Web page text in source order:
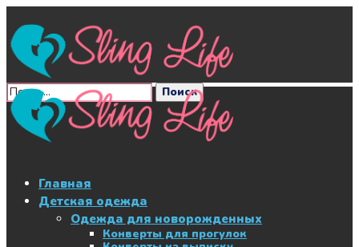
Главная
Детская одежда
Одежда для новорожденных
Конверты для прогулок